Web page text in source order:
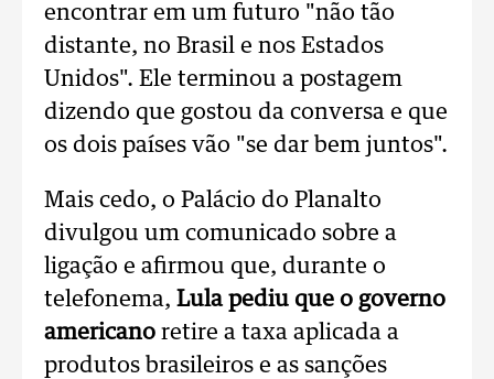
encontrar em um futuro "não tão
distante, no Brasil e nos Estados
Unidos". Ele terminou a postagem
dizendo que gostou da conversa e que
os dois países vão "se dar bem juntos".
Mais cedo, o Palácio do Planalto
divulgou um comunicado sobre a
ligação e afirmou que, durante o
telefonema, Lula pediu que o governo
americano retire a taxa aplicada a
produtos brasileiros e as sanções